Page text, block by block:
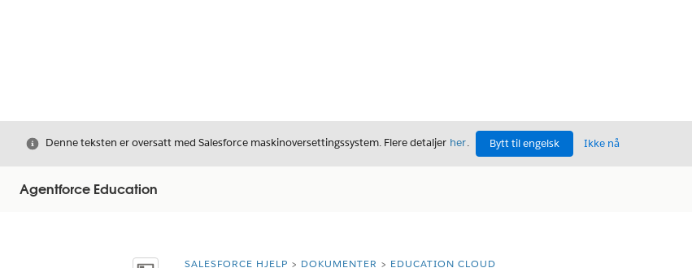
Avslutt
Denne teksten er oversatt med Salesforce maskinoversettingssystem. Flere detaljer her. Bytt til engelsk Ikke nå
Agentforce Education
SALESFORCE HJELP DOKUMENTER EDUCATION CLOUD